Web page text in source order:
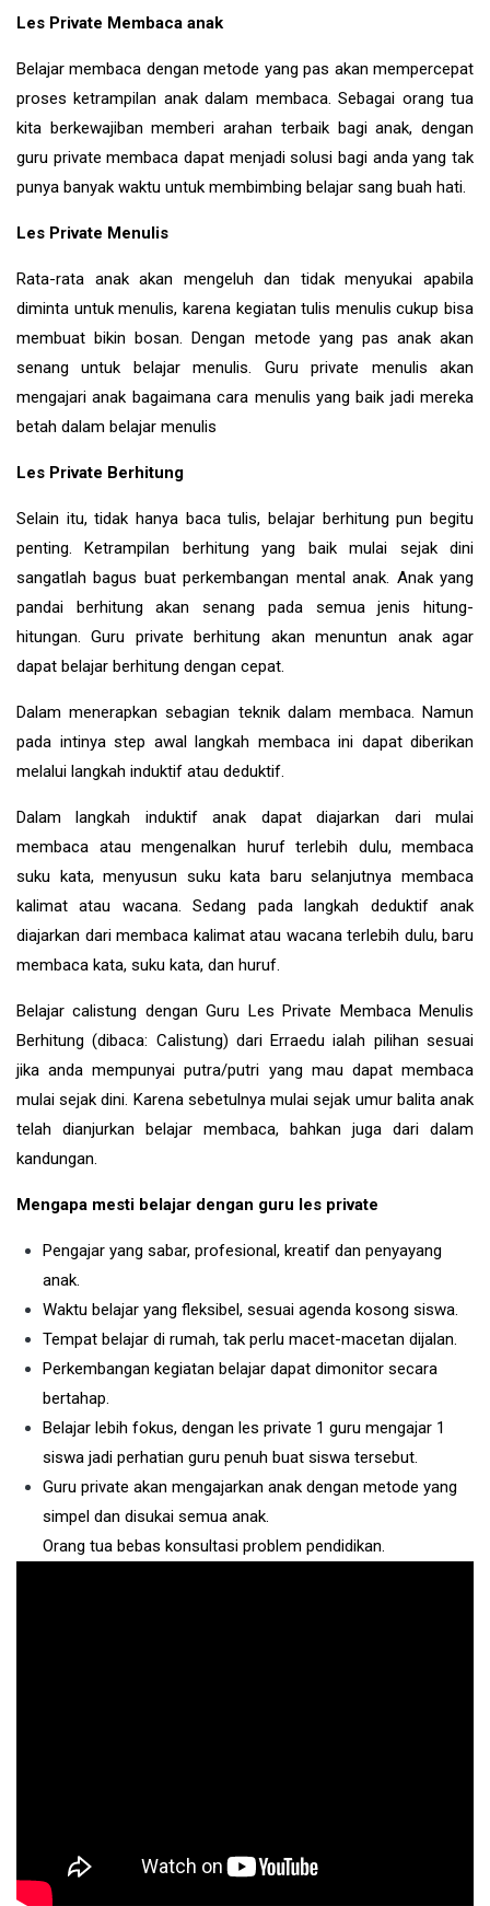
Les Private Membaca anak
Belajar membaca dengan metode yang pas akan mempercepat
proses ketrampilan anak dalam membaca. Sebagai orang tua
kita berkewajiban memberi arahan terbaik bagi anak, dengan
guru private membaca dapat menjadi solusi bagi anda yang tak
punya banyak waktu untuk membimbing belajar sang buah hati.
Les Private Menulis
Rata-rata anak akan mengeluh dan tidak menyukai apabila
diminta untuk menulis, karena kegiatan tulis menulis cukup bisa
membuat bikin bosan. Dengan metode yang pas anak akan
senang untuk belajar menulis. Guru private menulis akan
mengajari anak bagaimana cara menulis yang baik jadi mereka
betah dalam belajar menulis
Les Private Berhitung
Selain itu, tidak hanya baca tulis, belajar berhitung pun begitu
penting. Ketrampilan berhitung yang baik mulai sejak dini
sangatlah bagus buat perkembangan mental anak. Anak yang
pandai berhitung akan senang pada semua jenis hitung-
hitungan. Guru private berhitung akan menuntun anak agar
dapat belajar berhitung dengan cepat.
Dalam menerapkan sebagian teknik dalam membaca. Namun
pada intinya step awal langkah membaca ini dapat diberikan
melalui langkah induktif atau deduktif.
Dalam langkah induktif anak dapat diajarkan dari mulai
membaca atau mengenalkan huruf terlebih dulu, membaca
suku kata, menyusun suku kata baru selanjutnya membaca
kalimat atau wacana. Sedang pada langkah deduktif anak
diajarkan dari membaca kalimat atau wacana terlebih dulu, baru
membaca kata, suku kata, dan huruf.
Belajar calistung dengan Guru Les Private Membaca Menulis
Berhitung (dibaca: Calistung) dari Erraedu ialah pilihan sesuai
jika anda mempunyai putra/putri yang mau dapat membaca
mulai sejak dini. Karena sebetulnya mulai sejak umur balita anak
telah dianjurkan belajar membaca, bahkan juga dari dalam
kandungan.
Mengapa mesti belajar dengan guru les private
Pengajar yang sabar, profesional, kreatif dan penyayang
anak.
Waktu belajar yang fleksibel, sesuai agenda kosong siswa.
Tempat belajar di rumah, tak perlu macet-macetan dijalan.
Perkembangan kegiatan belajar dapat dimonitor secara
bertahap.
Belajar lebih fokus, dengan les private 1 guru mengajar 1
siswa jadi perhatian guru penuh buat siswa tersebut.
Guru private akan mengajarkan anak dengan metode yang
simpel dan disukai semua anak.
Orang tua bebas konsultasi problem pendidikan.